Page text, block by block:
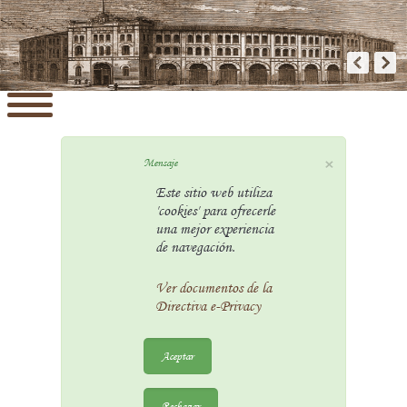
×
Mensaje
Este sitio web utiliza
'cookies' para ofrecerle
una mejor experiencia
de navegación.
Ver documentos de la
Directiva e-Privacy
Aceptar